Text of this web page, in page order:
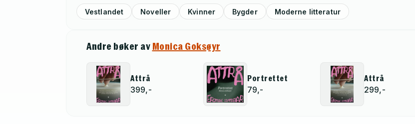
Vestlandet Noveller Kvinner Bygder Moderne litteratur
Andre bøker av Monica Goksøyr
Attrå
399,-
Portrettet
79,-
Attrå
299,-